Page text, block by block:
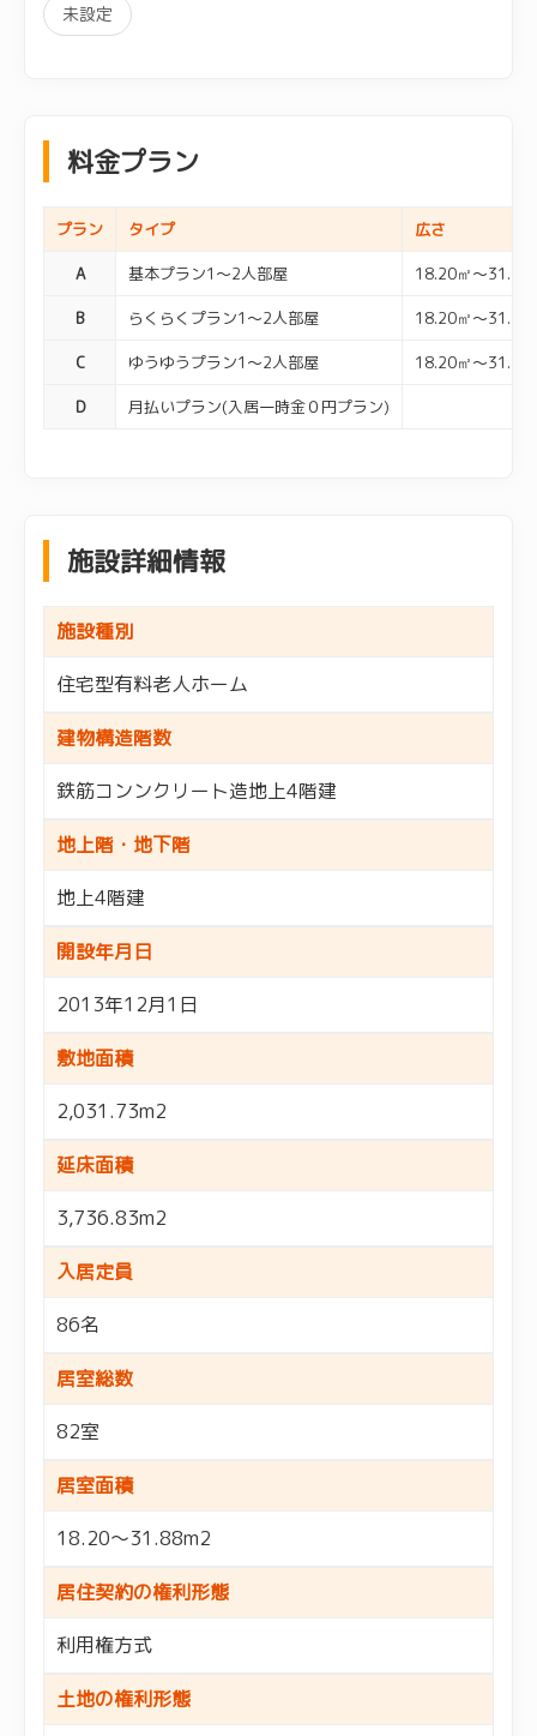
未設定
料金プラン
プラン タイプ 広さ
A 基本プラン1～2人部屋 18.20㎡～31.88
B らくらくプラン1～2人部屋 18.20㎡～31.88
C ゆうゆうプラン1～2人部屋 18.20㎡～31.88
D 月払いプラン(入居一時金０円プラン)
施設詳細情報
施設種別
住宅型有料老人ホーム
建物構造階数
鉄筋コンンクリート造地上4階建
地上階・地下階
地上4階建
開設年月日
2013年12月1日
敷地面積
2,031.73m2
延床面積
3,736.83m2
入居定員
86名
居室総数
82室
居室面積
18.20～31.88m2
居住契約の権利形態
利用権方式
土地の権利形態